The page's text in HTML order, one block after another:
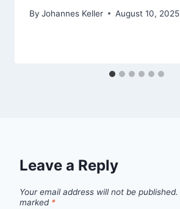
By Johannes Keller August 10, 2025
Leave a Reply
Your email address will not be published.
marked *